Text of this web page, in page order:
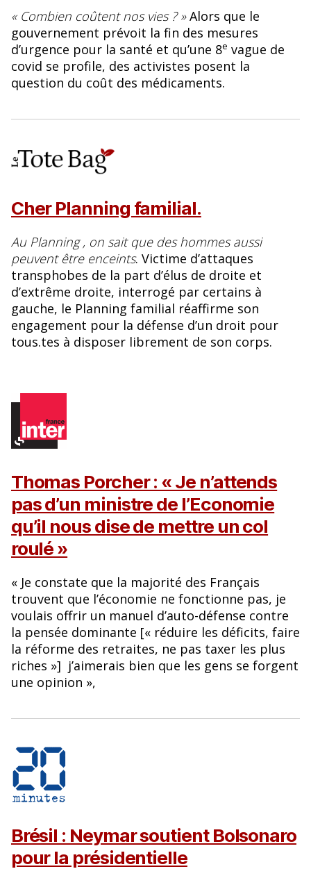
« Combien coûtent nos vies ? »Alors que le
gouvernement prévoit la fin des mesures
d’urgence pour la santé et qu’une 8e vague de
covid se profile, des activistes posent la
question du coût des médicaments.
Cher Planning familial.
Au Planning , on sait que des hommes aussi
peuvent être enceints. Victime d’attaques
transphobes de la part d’élus de droite et
d’extrême droite, interrogé par certains à
gauche, le Planning familial réaffirme son
engagement pour la défense d’un droit pour
tous.tes à disposer librement de son corps.
Thomas Porcher : « Je n’attends
pas d’un ministre de l’Economie
qu’il nous dise de mettre un col
roulé »
« Je constate que la majorité des Français
trouvent que l’économie ne fonctionne pas, je
voulais offrir un manuel d’auto-défense contre
la pensée dominante [« réduire les déficits, faire
la réforme des retraites, ne pas taxer les plus
riches »] j’aimerais bien que les gens se forgent
une opinion »,
Brésil : Neymar soutient Bolsonaro
pour la présidentielle